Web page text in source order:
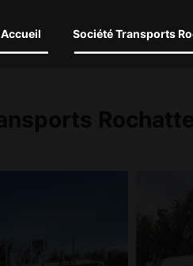
Accueil Société Transports